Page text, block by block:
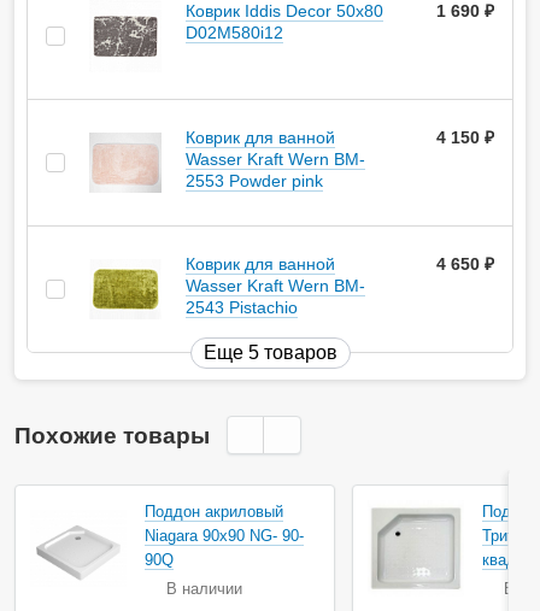
Коврик Iddis Decor 50х80
D02M580i12
1 690
Коврик для ванной
Wasser Kraft Wern BM-
2553 Powder pink
4 150
Коврик для ванной
Wasser Kraft Wern BM-
2543 Pistachio
4 650
Еще 5 товаров
Похожие товары
Поддон акриловый
Niagara 90х90 NG- 90-
90Q
В наличии
Акция
Тритон
В